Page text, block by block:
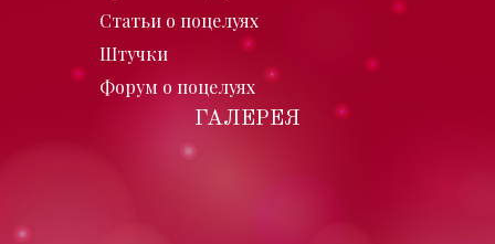
Статьи о поцелуях
Штучки
Форум о поцелуях
ГАЛЕРЕЯ